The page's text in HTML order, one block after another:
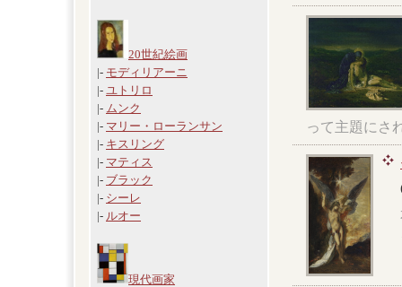
20世紀絵画
|- モディリアーニ
|- ユトリロ
|- ムンク
|- マリー・ローランサン
|- キスリング
|- マティス
|- ブラック
|- シーレ
|- ルオー
現代画家
って主題にさ